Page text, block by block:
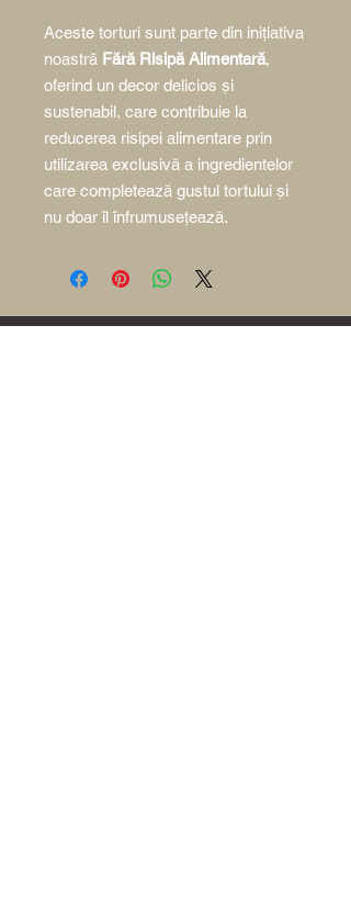
Aceste torturi sunt parte din inițiativa
noastră Fără Risipă Alimentară,
oferind un decor delicios și
sustenabil, care contribuie la
reducerea risipei alimentare prin
utilizarea exclusivă a ingredientelor
care completează gustul tortului şi
nu doar îl înfrumusețează.